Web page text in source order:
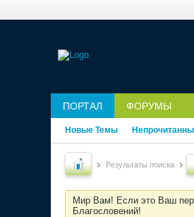
ПОРТАЛ ФОРУМЫ
Новые Темы
Результаты поиска
Мир Вам! Если это Ваш
Благословений!